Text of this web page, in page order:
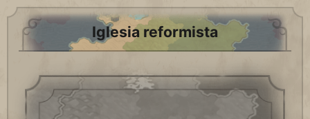
Iglesia reformista